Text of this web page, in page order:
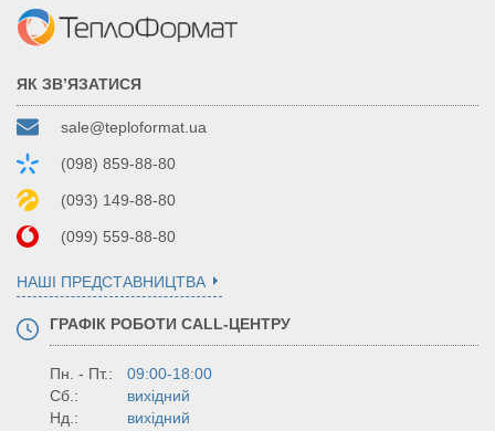
ЯК ЗВ’ЯЗАТИСЯ
sale@teploformat.ua
(098) 859-88-80
(093) 149-88-80
(099) 559-88-80
НАШІ ПРЕДСТАВНИЦТВА
ГРАФІК РОБОТИ CALL-ЦЕНТРУ
Пн. - Пт.:
09:00-18:00
Сб.:
вихідний
Нд.:
вихідний